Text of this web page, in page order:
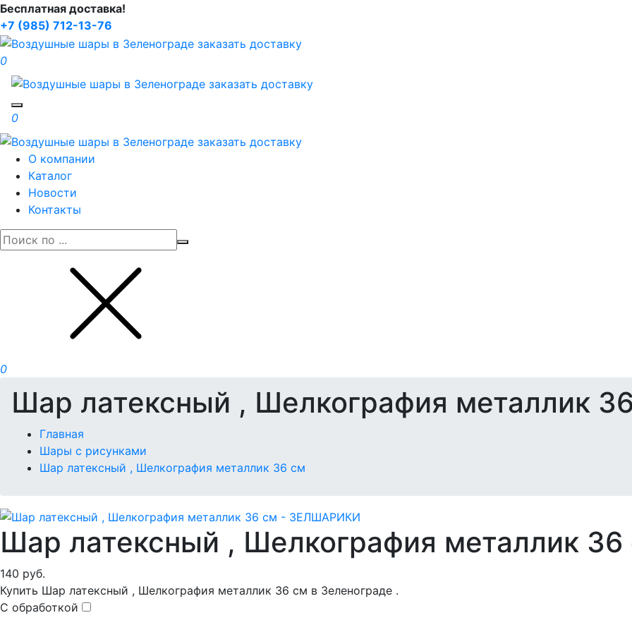
Бесплатная доставка!
+7 (985) 712-13-76
0
Toggle navigation
0
О компании
Каталог
Новости
Контакты
0
Шар латексный , Шелкография металлик
Главная
Шары с рисунками
Шар латексный , Шелкография металлик 36 см
Шар латексный , Шелкография металлик 36
140 руб.
Купить Шар латексный , Шелкография металлик 36 см в Зеленограде .
С обработкой